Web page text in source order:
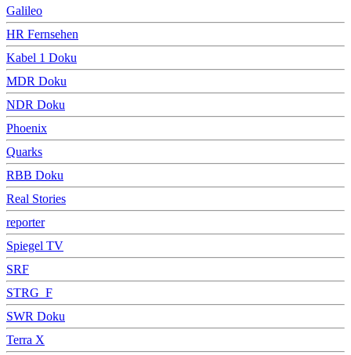
Galileo
HR Fernsehen
Kabel 1 Doku
MDR Doku
NDR Doku
Phoenix
Quarks
RBB Doku
Real Stories
reporter
Spiegel TV
SRF
STRG_F
SWR Doku
Terra X